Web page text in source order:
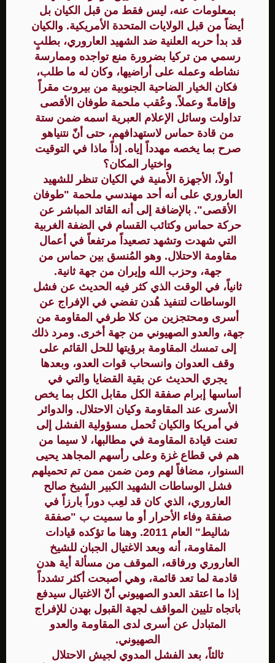
بمعلومات عنه، ليس فقط من قبل الكيان بل
أيضاً من قبل الولايات المتحدة الأمريكية. والكيان
قد بدأ حربه العلنية ضد الشهيد العاروري، بطلبٍ
رسمي من تركيا بضرورة منع تواجده وممارسة
نشاطه وعمله على أراضيها، وكان له ما طلب،
فكان الخيار الضاحية الجنوبية من بيروت مقراً
وإقامةً وعملاً. وعُقب ملحمة طوفان الأقصى
تداولت وسائل الإعلام العبرية اسمه ضمن ستة
من قادة حماس لاستهدافهم، حتى أنّ نتنياهو
صرح بما يخصه مهدداً إياه. إذاً ماذا في التوقيت
واختيار المكان؟
أولاً، الأجهزة الأمنية في الكيان تنظر للشهيد
العاروري على أنه أحد مهندسي ملحمة "طوفان
الأقصى". بالإضافة إلى أنه القائد المباشر عن
حركة حماس وكتائب القسام في الضفة الغربية
التي شهدت وتشهد تصعيداً مرتفعاً في أعمال
مقاومة الاحتلال. وهو المُنسق بين حماس من
جهة، وحزب الله وإيران من جهة ثانية.
ثانياً، في الوقت الذي كثر فيه الحديث عن فشل
الوساطات لتنفيذ هُدن تفضي في الإفراج عن
أسرى ومحتجزين من كلا طرفي المقاومة من
جهة، والعدو الصهيوني من جهة أخرى. ومرد ذلك
إلى تمسك المقاومة برؤيتها للحل القائم على
وقف العدوان وانسحاب قوات العدو، وبعدها
يجري الحديث عن بقية القضايا والتي في
أساسها إبرام صفقة الكل مقابل الكل بما يخص
الأسرى عند المقاومة وكيان الاحتلال. والدوائر
في أمريكا والكيان تُحمل مسؤولية الفشل إلى
تعنت قيادة المقاومة في مطالبها، لا سيما من
هم في قطاع غزة وعلى رأسهم المجاهد يحيى
السنوار، مضافاً لهم ومن ضمن ممن تم تحميلهم
فشل الوساطات الشهيد الكبير الشيخ صالح
العاروري، الذي كان قد لعِب دوراً بارزاً في
صفقة وفاء الأحرار أو ما سميت ب "صفقة
شاليط" العام 2011. وهنا ما تؤكده قيادات
المقاومة، أنه وبعد الاغتيال الجبان للشيخ
العاروري ورفاقه، الموقف من مسألة أية هدن
قادمة لما تعد قائمة، وهي أصبحت أكثر تشدداً
إذا ما اعتقد العدو الصهيوني أنّ الاغتيال سيدفع
باتجاه تليين المواقف لجهة القبول بهدن للإفراج
المتبادل عن أسرى لدى المقاومة والعدو
الصهيوني.
ثالثاً، بعد الفشل المدوي لجيش الاحتلال